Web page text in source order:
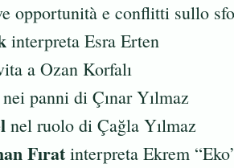
opportunità e conflitti sullo
interpreta Esra Erten
a Ozan Korfalı
nei panni di Çınar Yılmaz
nel ruolo di Çağla Yılmaz
Fırat interpreta Ekrem